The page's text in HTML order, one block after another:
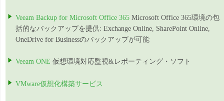
Veeam Backup for Microsoft Office 365 Microsoft Office 365環境の包
括的なバックアップを提供: Exchange Online, SharePoint Online,
OneDrive for Businessのバックアップが可能
Veeam ONE 仮想環境対応監視&レポーティング・ソフト
VMware仮想化構築サービス